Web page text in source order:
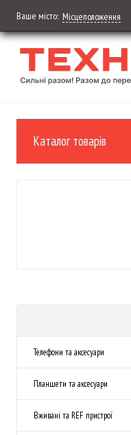
Ваше місто: Місцеположення
Каталог товарів
Телефони та аксесуари
Планшети та аксесуари
Вживані та REF пристрої